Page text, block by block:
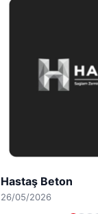
Prenses Night Club
29/04/2026